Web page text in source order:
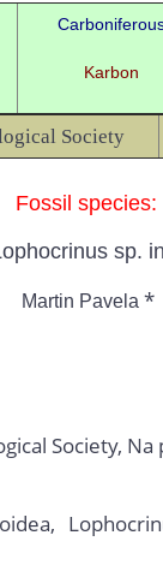
Karbon
Society
Fossil species:
sp.
Martin Pavela *
Society, Na